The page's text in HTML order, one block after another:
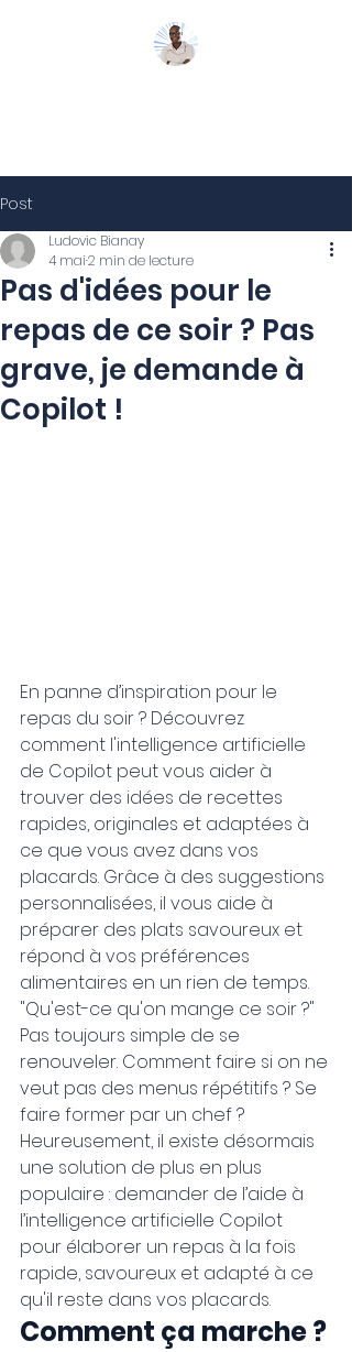
Post
Pas d'idées pour le
repas de ce soir ? Pas
grave, je demande à
Copilot !
Ludovic Bianay
4 mai2 min de lecture
En panne d’inspiration pour le
repas du soir ? Découvrez
comment l'intelligence artificielle
de Copilot peut vous aider à
trouver des idées de recettes
rapides, originales et adaptées à
ce que vous avez dans vos
placards. Grâce à des suggestions
personnalisées, il vous aide à
préparer des plats savoureux et
répond à vos préférences
alimentaires en un rien de temps.
"Qu'est-ce qu'on mange ce soir ?"
Pas toujours simple de se
renouveler. Comment faire si on ne
veut pas des menus répétitifs ? Se
faire former par un chef ?
Heureusement, il existe désormais
une solution de plus en plus
populaire : demander de l’aide à
l’intelligence artificielle Copilot
pour élaborer un repas à la fois
rapide, savoureux et adapté à ce
qu'il reste dans vos placards.
Comment ça marche ?